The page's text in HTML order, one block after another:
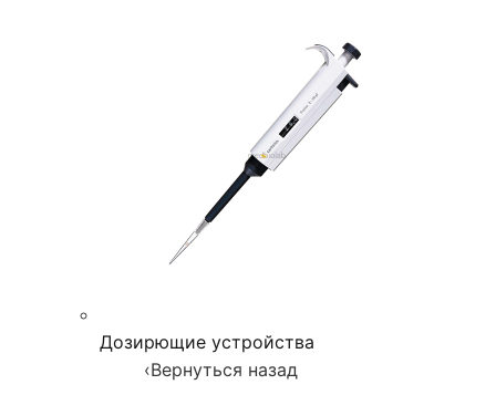
Дозирющие устройства
‹Вернуться назад